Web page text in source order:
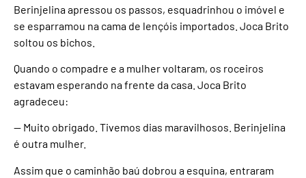
Berinjelina apressou os passos, esquadrinhou o imóvel e
se esparramou na cama de lençóis importados. Joca Brito
soltou os bichos.
Quando o compadre e a mulher voltaram, os roceiros
estavam esperando na frente da casa. Joca Brito
agradeceu:
— Muito obrigado. Tivemos dias maravilhosos. Berinjelina
é outra mulher.
Assim que o caminhão baú dobrou a esquina, entraram